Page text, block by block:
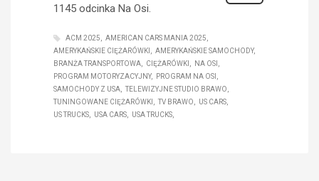
1145 odcinka Na Osi.
ACM 2025
AMERICAN CARS MANIA 2025
AMERYKAŃSKIE CIĘŻARÓWKI
AMERYKAŃSKIE SAMOCHODY
BRANŻA TRANSPORTOWA
CIĘŻARÓWKI
NA OSI
PROGRAM MOTORYZACYJNY
PROGRAM NA OSI
SAMOCHODY Z USA
TELEWIZYJNE STUDIO BRAWO
TUNINGOWANE CIĘŻARÓWKI
TV BRAWO
US CARS
US TRUCKS
USA CARS USA TRUCKS